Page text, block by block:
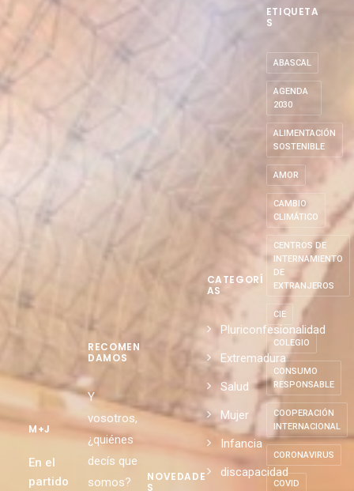
M+J
En el
partido
RECOMEN
DAMOS
Y
vosotros,
¿quiénes
decís que
somos?
NOVEDADE
S
CATEGORÍ
AS
Pluriconfesionalidad
Extremadura
Salud
Mujer
Infancia
discapacidad
ETIQUETA
S
ABASCAL
AGENDA
2030
ALIMENTACIÓN
SOSTENIBLE
AMOR
CAMBIO
CLIMÁTICO
CENTROS DE
INTERNAMIENTO
DE
EXTRANJEROS
CIE
COLEGIO
CONSUMO
RESPONSABLE
COOPERACIÓN
INTERNACIONAL
CORONAVIRUS
COVID